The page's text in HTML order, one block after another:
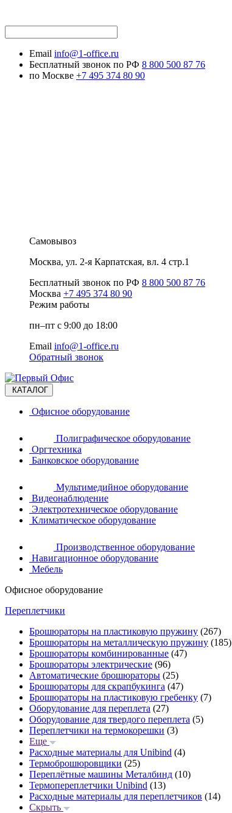
Email info@1-office.ru
Бесплатный звонок по РФ 8 800 500 87 76
по Москве +7 495 374 80 90
Самовывоз
Москва, ул. 2-я Карпатская, вл. 4 стр.1
Бесплатный звонок по РФ 8 800 500 87 76
Москва +7 495 374 80 90
Режим работы
пн–пт с 9:00 до 18:00
Email info@1-office.ru
Обратный звонок
КАТАЛОГ
Офисное оборудование
Полиграфическое оборудование
Оргтехника
Банковское оборудование
Мультимедийное оборудование
Видеонаблюдение
Электротехническое оборудование
Климатическое оборудование
Производственное оборудование
Навигационное оборудование
Мебель
Офисное оборудование
Переплетчики
Брошюраторы на пластиковую пружину (267)
Брошюраторы на металлическую пружину (185)
Брошюраторы комбинированные (47)
Брошюраторы электрические (96)
Автоматические брошюраторы (25)
Брошюраторы для скрапбукинга (47)
Брошюраторы на пластиковую гребенку (7)
Оборудование для переплета (27)
Оборудование для твердого переплета (5)
Переплетчики на термокорешки (3)
Еще
Расходные материалы для Unibind (4)
Термоброшюровщики (25)
Переплётные машины Металбинд (10)
Термопереплетчики Unibind (13)
Расходные материалы для переплетчиков (14)
Скрыть